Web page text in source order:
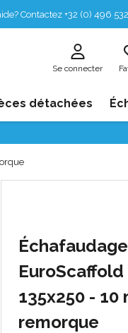
Contactez +32 (0) 496
Se connecter
détachées
135x250 - 10
remorque